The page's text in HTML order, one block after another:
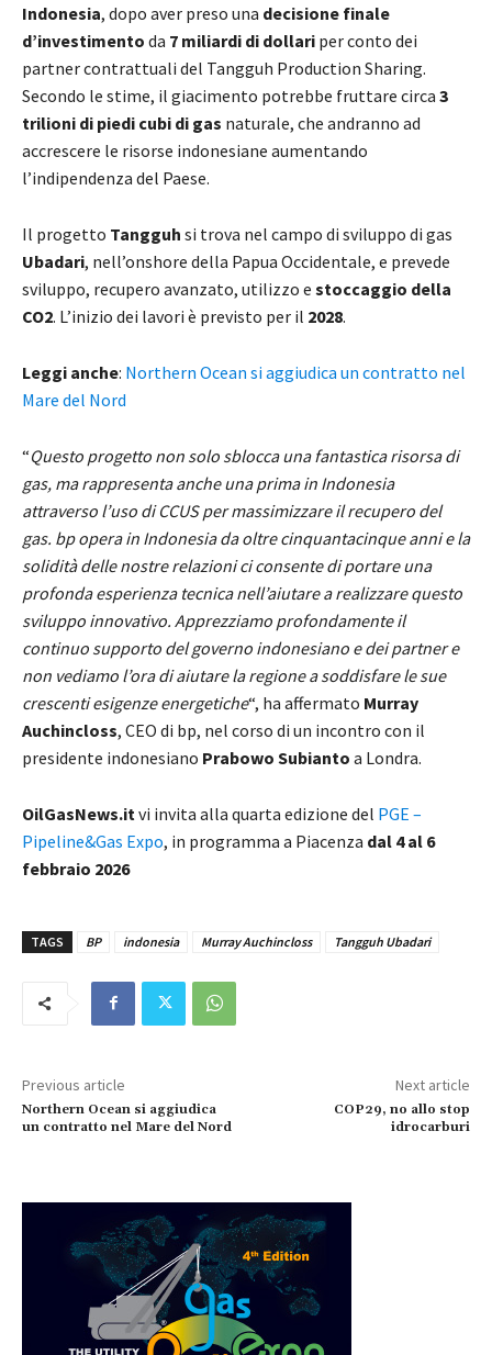
Indonesia, dopo aver preso una decisione finale
d’investimento da 7 miliardi di dollari per conto dei
partner contrattuali del Tangguh Production Sharing.
Secondo le stime, il giacimento potrebbe fruttare circa 3
trilioni di piedi cubi di gas naturale, che andranno ad
accrescere le risorse indonesiane aumentando
l’indipendenza del Paese.
Il progetto Tangguh si trova nel campo di sviluppo di gas
Ubadari, nell’onshore della Papua Occidentale, e prevede
sviluppo, recupero avanzato, utilizzo e stoccaggio della
CO2. L’inizio dei lavori è previsto per il 2028.
Leggi anche: Northern Ocean si aggiudica un contratto nel
Mare del Nord
“Questo progetto non solo sblocca una fantastica risorsa di
gas, ma rappresenta anche una prima in Indonesia
attraverso l’uso di CCUS per massimizzare il recupero del
gas. bp opera in Indonesia da oltre cinquantacinque anni e la
solidità delle nostre relazioni ci consente di portare una
profonda esperienza tecnica nell’aiutare a realizzare questo
sviluppo innovativo. Apprezziamo profondamente il
continuo supporto del governo indonesiano e dei partner e
non vediamo l’ora di aiutare la regione a soddisfare le sue
crescenti esigenze energetiche“, ha affermato Murray
Auchincloss, CEO di bp, nel corso di un incontro con il
presidente indonesiano Prabowo Subianto a Londra.
OilGasNews.it vi invita alla quarta edizione del PGE –
Pipeline&Gas Expo, in programma a Piacenza dal 4 al 6
febbraio 2026
TAGS BP indonesia Murray Auchincloss Tangguh Ubadari
Previous article
Northern Ocean si aggiudica
un contratto nel Mare del Nord
Next article
COP29, no allo stop
idrocarburi